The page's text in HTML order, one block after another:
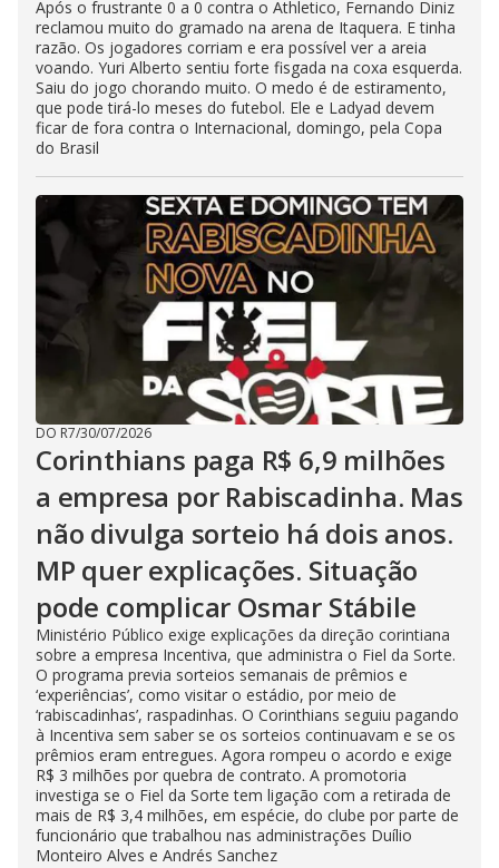
Após o frustrante 0 a 0 contra o Athletico, Fernando Diniz
reclamou muito do gramado na arena de Itaquera. E tinha
razão. Os jogadores corriam e era possível ver a areia
voando. Yuri Alberto sentiu forte fisgada na coxa esquerda.
Saiu do jogo chorando muito. O medo é de estiramento,
que pode tirá-lo meses do futebol. Ele e Ladyad devem
ficar de fora contra o Internacional, domingo, pela Copa
do Brasil
DO R7/30/07/2026
Corinthians paga R$ 6,9 milhões
a empresa por Rabiscadinha. Mas
não divulga sorteio há dois anos.
MP quer explicações. Situação
pode complicar Osmar Stábile
Ministério Público exige explicações da direção corintiana
sobre a empresa Incentiva, que administra o Fiel da Sorte.
O programa previa sorteios semanais de prêmios e
‘experiências’, como visitar o estádio, por meio de
‘rabiscadinhas’, raspadinhas. O Corinthians seguiu pagando
à Incentiva sem saber se os sorteios continuavam e se os
prêmios eram entregues. Agora rompeu o acordo e exige
R$ 3 milhões por quebra de contrato. A promotoria
investiga se o Fiel da Sorte tem ligação com a retirada de
mais de R$ 3,4 milhões, em espécie, do clube por parte de
funcionário que trabalhou nas administrações Duílio
Monteiro Alves e Andrés Sanchez